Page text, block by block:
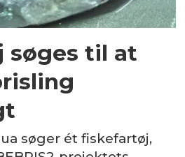
søges til at
søger ét fiskefartøj,